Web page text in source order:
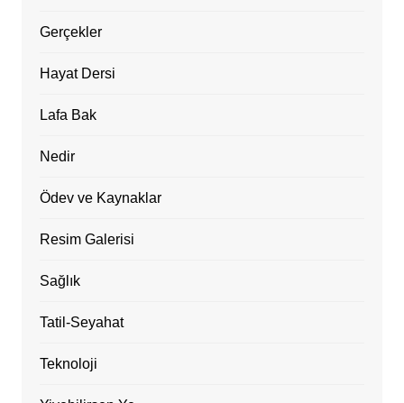
Gerçekler
Hayat Dersi
Lafa Bak
Nedir
Ödev ve Kaynaklar
Resim Galerisi
Sağlık
Tatil-Seyahat
Teknoloji